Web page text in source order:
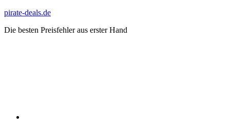
Zum
springen
pirate-deals.de
Die besten Preisfehler aus erster Hand